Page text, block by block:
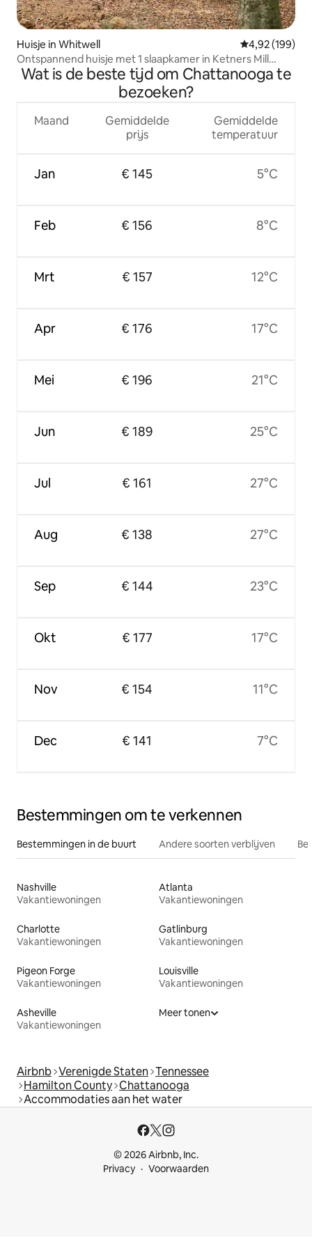
Huisje in Whitwell Gemiddelde
4,92 (199)
Ontspannend huisje met 1 slaapkamer in Ketners Mill
Arena
Wat is de beste tijd om Chattanooga te
bezoeken?
Maand
Jan
Feb
Mrt
Apr
Mei
Jun
Jul
Aug
Sep
Okt
Nov
Dec
Gemiddelde
prijs
€ 145
€ 156
€ 157
€ 176
€ 196
€ 189
€ 161
€ 138
€ 144
€ 177
€ 154
€ 141
Gemiddelde
temperatuur
5°C
8°C
12°C
17°C
21°C
25°C
27°C
27°C
23°C
17°C
11°C
7°C
Bestemmingen om te verkennen
Bestemmingen in de buurt Andere soorten verblijven
Nashville
Vakantiewoningen
Atlanta
Vakantiewoningen
Charlotte
Vakantiewoningen
Gatlinburg
Vakantiewoningen
Pigeon Forge
Vakantiewoningen
Louisville
Vakantiewoningen
Asheville
Vakantiewoningen
Meer tonen
Airbnb Verenigde Staten Tennessee
Hamilton County Chattanooga
Accommodaties aan het water
© 2026 Airbnb, Inc.
Privacy
Voorwaarden